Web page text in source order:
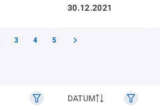
30.12.2021
3 4 5
DATUM